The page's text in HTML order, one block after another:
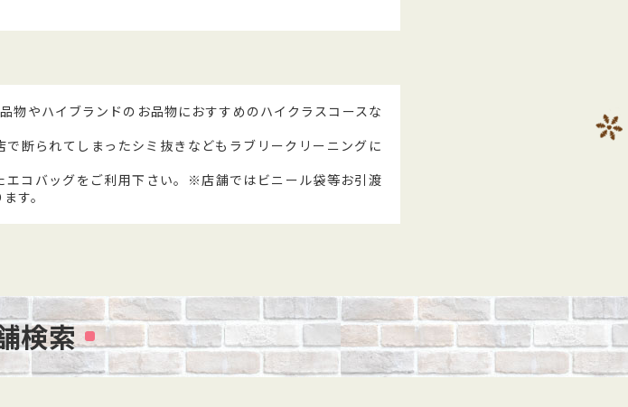
物やハイブランドのお品物におすすめのハイクラスコースな
断られてしまったシミ抜きなどもラブリークリーニングに
コバッグをご利用下さい。※店舗ではビニール袋等お引渡
す。
検索